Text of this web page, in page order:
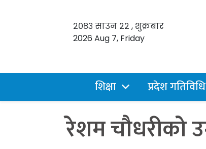
२०८३ साउन २२ , शुक्रबार
2026 Aug 7, Friday
शिक्षा प्रदेश गतिविधि
रेशम चौधरीको